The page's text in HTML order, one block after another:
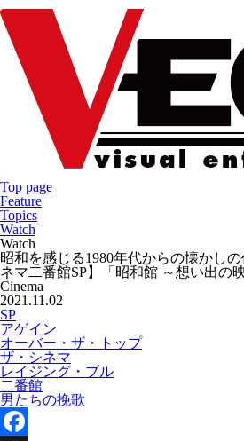
Top page
Feature
Topics
Watch
Watch
昭和を感じる1980年代からの懐かし
ネマ二番館SP】「昭和館 ～想い出の
Cinema
2021.11.02
SP
アゲイン
オーバー・ザ・トップ
ザ・シネマ
レイジング・ブル
二番館
男たちの挽歌